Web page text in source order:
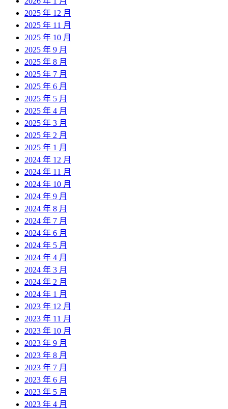
2025 年 12 月
2025 年 11 月
2025 年 10 月
2025 年 9 月
2025 年 8 月
2025 年 7 月
2025 年 6 月
2025 年 5 月
2025 年 4 月
2025 年 3 月
2025 年 2 月
2025 年 1 月
2024 年 12 月
2024 年 11 月
2024 年 10 月
2024 年 9 月
2024 年 8 月
2024 年 7 月
2024 年 6 月
2024 年 5 月
2024 年 4 月
2024 年 3 月
2024 年 2 月
2024 年 1 月
2023 年 12 月
2023 年 11 月
2023 年 10 月
2023 年 9 月
2023 年 8 月
2023 年 7 月
2023 年 6 月
2023 年 5 月
2023 年 4 月